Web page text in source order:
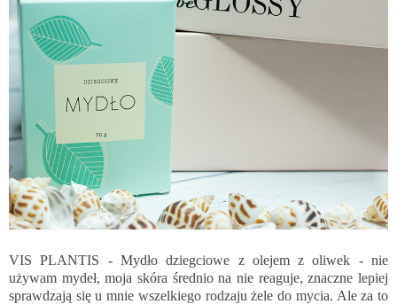
VIS PLANTIS - Mydło dziegciowe z olejem z oliwek - nie
używam mydeł, moja skóra średnio na nie reaguje, znaczne lepiej
sprawdzają się u mnie wszelkiego rodzaju żele do mycia. Ale za to